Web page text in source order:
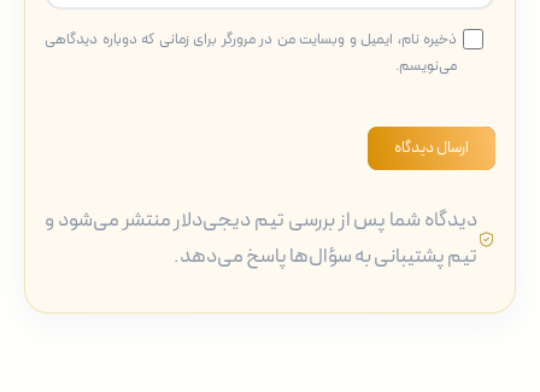
ذخیره نام، ایمیل و وبسایت من در مرورگر برای زمانی که دوباره دیدگاهی
می‌نویسم.
ارسال دیدگاه
دیدگاه شما پس از بررسی تیم دیجی‌دلار منتشر می‌شود و
تیم پشتیبانی به سؤال‌ها پاسخ می‌دهد.